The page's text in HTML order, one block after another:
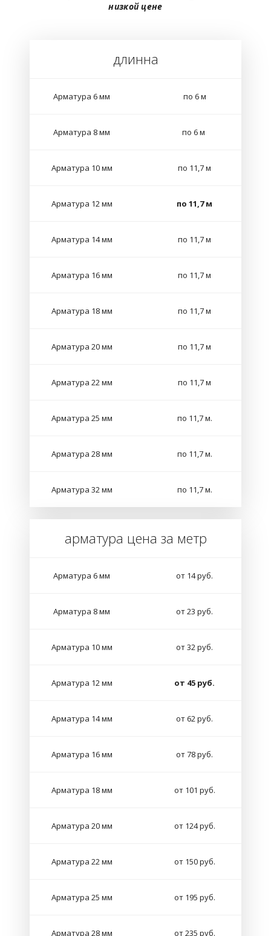
низкой цене
длинна
Арматура 6 мм по 6 м
Арматура 8 мм по 6 м
Арматура 10 мм по 11,7 м
Арматура 12 мм по 11,7 м
Арматура 14 мм по 11,7 м
Арматура 16 мм по 11,7 м
Арматура 18 мм по 11,7 м
Арматура 20 мм по 11,7 м
Арматура 22 мм по 11,7 м
Арматура 25 мм по 11,7 м.
Арматура 28 мм по 11,7 м.
Арматура 32 мм по 11,7 м.
арматура цена за метр
Арматура 6 мм от 14 руб.
Арматура 8 мм от 23 руб.
Арматура 10 мм от 32 руб.
Арматура 12 мм от 45 руб.
Арматура 14 мм от 62 руб.
Арматура 16 мм от 78 руб.
Арматура 18 мм от 101 руб.
Арматура 20 мм от 124 руб.
Арматура 22 мм от 150 руб.
Арматура 25 мм от 195 руб.
Арматура 28 мм от 235 руб.